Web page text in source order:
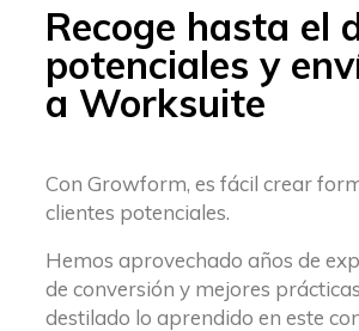
Recoge hasta el
potenciales y
a Worksuite
Con Growform, es fácil crear
clientes potenciales.
Hemos aprovechado años de
de conversión y mejores
destilado lo aprendido en este